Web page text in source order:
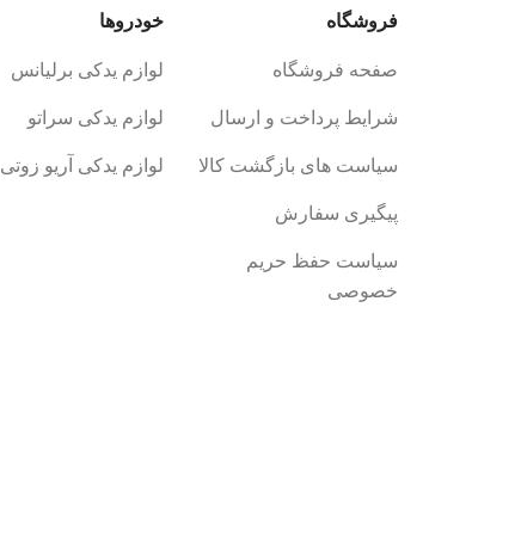
فروشگاه
صفحه فروشگاه
شرایط پرداخت و ارسال
سیاست های بازگشت کالا
پیگیری سفارش
سیاست حفظ حریم
خصوصی
خودروها
لوازم یدکی برلیانس
لوازم یدکی سراتو
لوازم یدکی آریو زوتی